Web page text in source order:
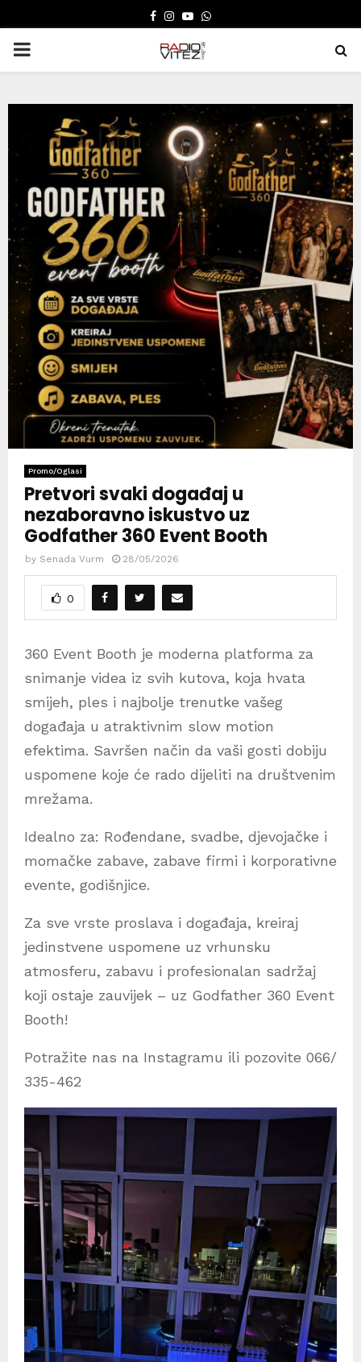
FACEBOOK
INSTAGRAM
YOUTUBE
WHATSAPP
PRIMARY
Promo/Oglasi
Pretvori svaki događaj u
nezaboravno iskustvo uz
Godfather 360 Event Booth
by Senada Vurm 28/05/2026
0
360 Event Booth je moderna platforma za
snimanje videa iz svih kutova, koja hvata
smijeh, ples i najbolje trenutke vašeg
događaja u atraktivnim slow motion
efektima. Savršen način da vaši gosti dobiju
uspomene koje će rado dijeliti na društvenim
mrežama.
Idealno za: Rođendane, svadbe, djevojačke i
momačke zabave, zabave firmi i korporativne
evente, godišnjice.
Za sve vrste proslava i događaja, kreiraj
jedinstvene uspomene uz vrhunsku
atmosferu, zabavu i profesionalan sadržaj
koji ostaje zauvijek – uz Godfather 360 Event
Booth!
Potražite nas na Instagramu ili pozovite 066/
335-462